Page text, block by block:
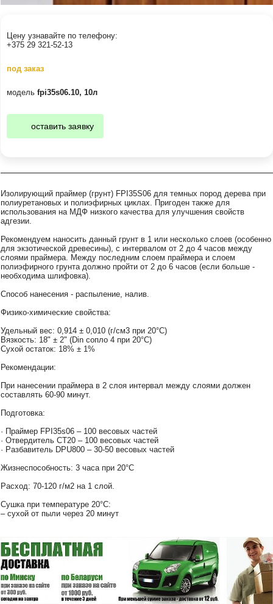
Цену узнавайте по телефону:
+375 29 321-52-13
под заказ
модель fpi35s06.10, 10л
оставить заявку
Изолирующий праймер (грунт) FPI35S06 для темных пород дерева при
полиуретановых и полиэфирных циклах. Пригоден также для
использования на МДФ низкого качества для улучшения свойств
адгезии.
Рекомендуем наносить данный грунт в 1 или несколько слоев (особенно
для экзотической древесины), с интервалом от 2 до 4 часов между
слоями праймера. Между последним слоем праймера и слоем
полиэфирного грунта должно пройти от 2 до 6 часов (если больше -
необходима шлифовка).
Способ нанесения - распыление, налив.
Физико-химические свойства:
Удельный вес: 0,914 ± 0,010 (г/см3 при 20°С)
Вязкость: 18" ± 2" (Din сопло 4 при 20°С)
Сухой остаток: 18% ± 1%
Рекомендации:
При нанесении праймера в 2 слоя интервал между слоями должен
составлять 60-90 минут.
Подготовка:
· Праймер FPI35s06 – 100 весовых частей
· Отвердитель СТ20 – 100 весовых частей
· Разбавитель DPU800 – 30-50 весовых частей
Жизнеспособность: 3 часа при 20°С
Расход: 70-120 г/м2 на 1 слой.
Сушка при температуре 20°С:
– сухой от пыли через 20 минут